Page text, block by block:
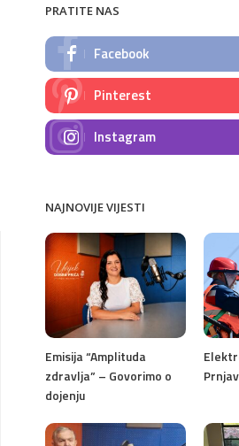
PRATITE NAS
Facebook
Pinterest
Instagram
NAJNOVIJE VIJESTI
Emisija “Amplituda
zdravlja” – Govorimo o
dojenju